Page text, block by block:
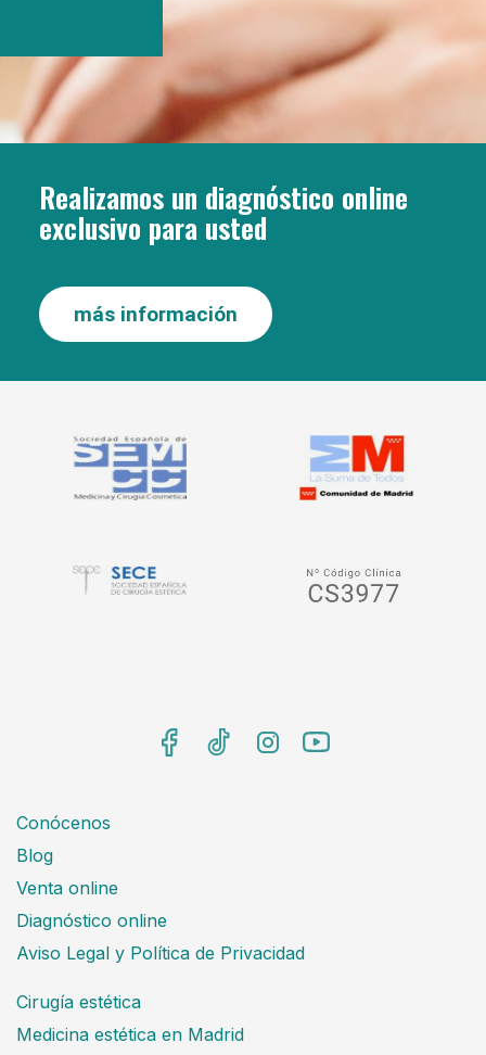
Realizamos un diagnóstico online
exclusivo para usted
más información
Conócenos
Blog
Venta online
Diagnóstico online
Aviso Legal y Política de Privacidad
Cirugía estética
Medicina estética en Madrid